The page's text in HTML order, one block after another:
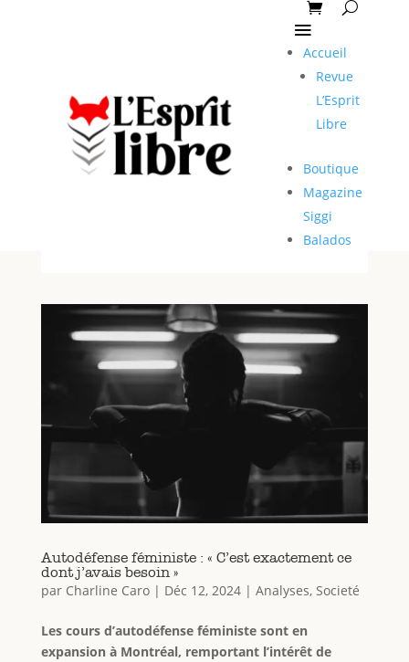
Accueil
Revue
L’Esprit
Libre
Boutique
Magazine
Siggi
Balados
Autodéfense féministe : « C’est exactement ce
dont j’avais besoin »
par Charline Caro| Déc 12, 2024| Analyses, Societé
Les cours d’autodéfense féministe sont en
expansion à Montréal, remportant l’intérêt de